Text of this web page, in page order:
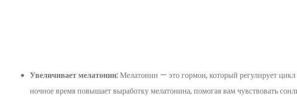
Увеличивает мелатонин:Мелатонин — это гормон, который регулирует цикл
ночное время повышает выработку мелатонина, помогая вам чувствовать